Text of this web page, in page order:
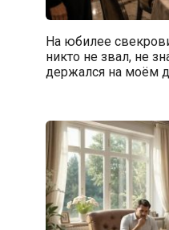
На юбилее
никто не звал, не
держался на моём